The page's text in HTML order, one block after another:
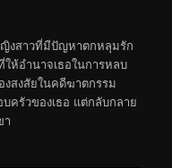
ญิงสาวที่มีปัญหาตกหลุมรัก
ห้อำนาจเธอในการหลบ
สงสัยในคดีฆาตกรรม
ครัวของเธอ แต่กลับกลาย
า